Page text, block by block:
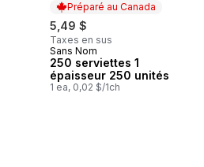
Préparé au Canada
5,49 $
Taxes en sus
Préparé au Canada
Sans Nom
250 serviettes 1
épaisseur 250 unités
1 ea, 0,02 $/1ch